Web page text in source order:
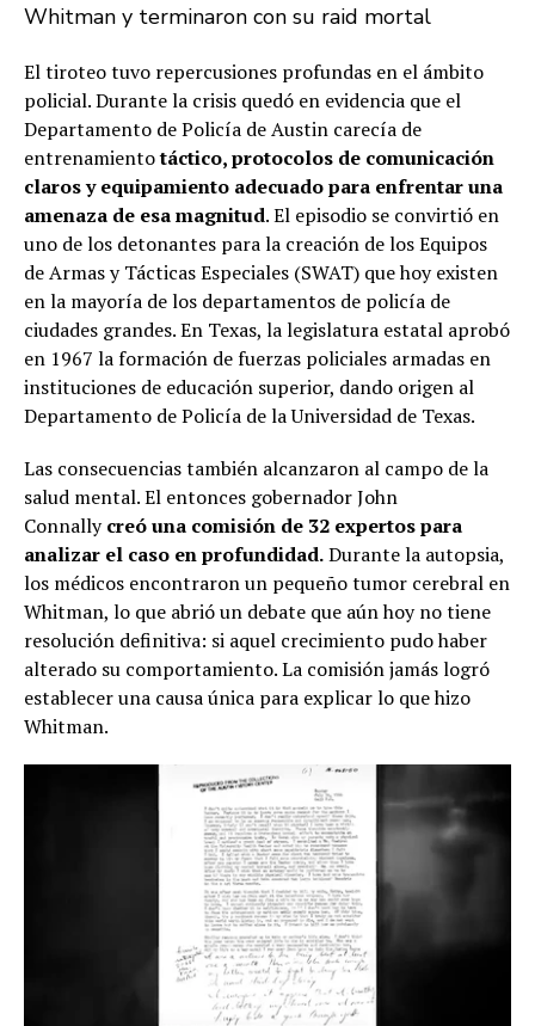
Whitman y terminaron con su raid mortal
El tiroteo tuvo repercusiones profundas en el ámbito
policial. Durante la crisis quedó en evidencia que el
Departamento de Policía de Austin carecía de
entrenamientotáctico, protocolos de comunicación
claros y equipamiento adecuado para enfrentar una
amenaza de esa magnitud. El episodio se convirtió en
uno de los detonantes para la creación de los Equipos
de Armas y Tácticas Especiales (SWAT) que hoy existen
en la mayoría de los departamentos de policía de
ciudades grandes. En Texas, la legislatura estatal aprobó
en 1967 la formación de fuerzas policiales armadas en
instituciones de educación superior, dando origen al
Departamento de Policía de la Universidad de Texas.
Las consecuencias también alcanzaron al campo de la
salud mental. El entonces gobernador John
Connallycreó una comisión de 32 expertos para
analizar el caso en profundidad.Durante la autopsia,
los médicos encontraron un pequeño tumor cerebral en
Whitman, lo que abrió un debate que aún hoy no tiene
resolución definitiva: si aquel crecimiento pudo haber
alterado su comportamiento. La comisión jamás logró
establecer una causa única para explicar lo que hizo
Whitman.